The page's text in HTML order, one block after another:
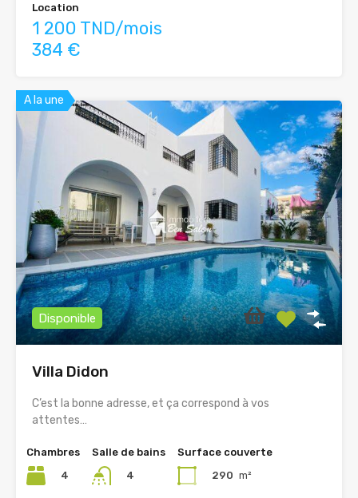
Location
1 200 TND/mois
384 €
A la une
Disponible
Villa Didon
C’est la bonne adresse, et ça correspond à vos
attentes…
Chambres
4
Salle de bains
4
Surface couverte
290 m²